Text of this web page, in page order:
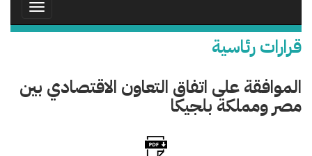
Toggle
قرارات رئاسية
الموافقة على اتفاق التعاون الاقتصادي بين
مصر ومملكة بلجيكا